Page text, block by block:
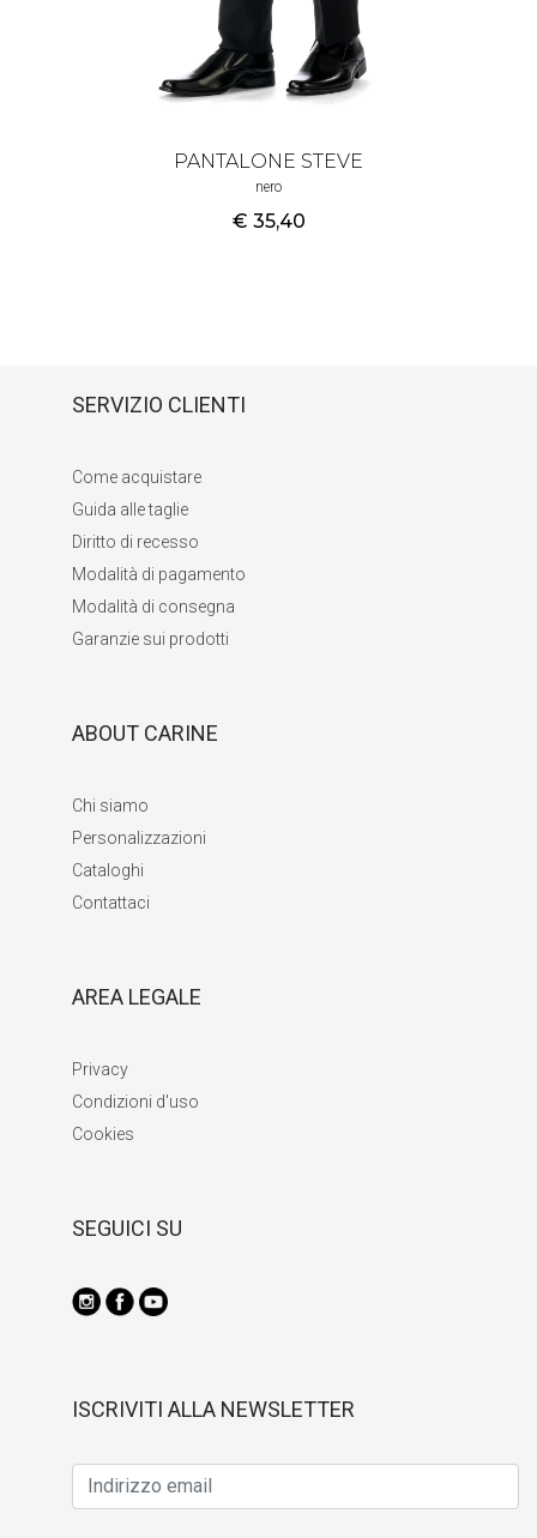
PANTALONE STEVE
nero
€ 35,40
SERVIZIO CLIENTI
Come acquistare
Guida alle taglie
Diritto di recesso
Modalità di pagamento
Modalità di consegna
Garanzie sui prodotti
ABOUT CARINE
Chi siamo
Personalizzazioni
Cataloghi
Contattaci
AREA LEGALE
Privacy
Condizioni d'uso
Cookies
SEGUICI SU
ISCRIVITI ALLA NEWSLETTER